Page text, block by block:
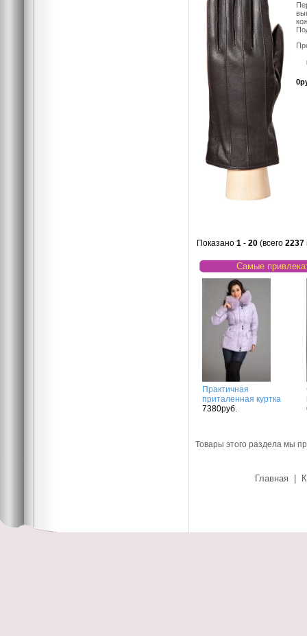
Показано 1 - 20 (всего 2237
Самые
Практичная
приталенная куртка
7380руб.
Товары этого раздела мы
Главная